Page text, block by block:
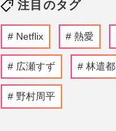
注目のタグ
Netflix 熱愛
広瀬すず 林遣都
野村周平